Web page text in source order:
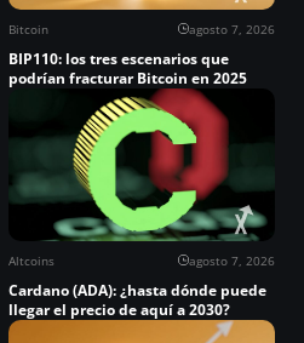
Bitcoin agosto 7, 2026
BIP110: los tres escenarios que
podrían fracturar Bitcoin en 2025
Altcoins agosto 7, 2026
Cardano (ADA): ¿hasta dónde puede
llegar el precio de aquí a 2030?